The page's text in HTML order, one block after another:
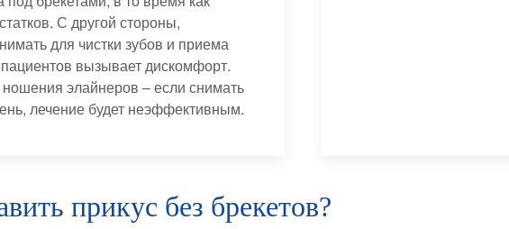
С другой стороны,
для чистки зубов и приема
вызывает дискомфорт.
элайнеров – если снимать
лечение будет неэффективным.
прикус без брекетов?